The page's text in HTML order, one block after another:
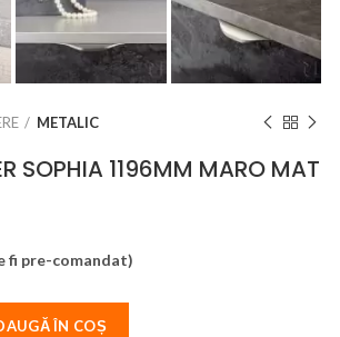
METALIC
SOPHIA 1196MM MARO MAT
fi pre-comandat)
ÎN COȘ